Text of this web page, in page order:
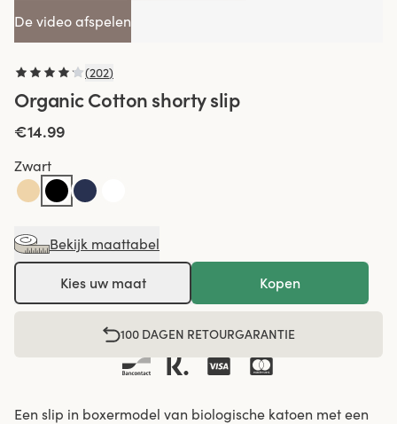
De video afspelen
(202)
Organic Cotton shorty slip
€14.99
Zwart
Bekijk maattabel
Kies uw maat Kopen
100 DAGEN RETOURGARANTIE
Een slip in boxermodel van biologische katoen met een